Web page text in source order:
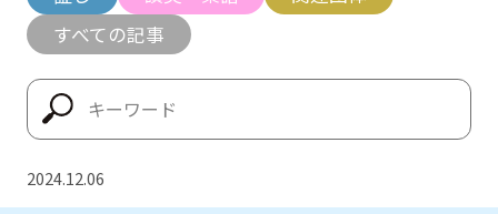
すべての記事
2024.12.06